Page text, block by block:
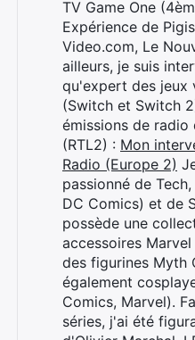
TV Game One
Expérience de
Video.com, Le
ailleurs, je suis
qu'expert des jeux
(Switch et Switch
émissions de
(RTL2) : Mon
Radio (Europe 2)
passionné de
DC Comics) et de
possède une
accessoires
des figurines Myth
également
Comics, Marvel).
séries, j'ai été